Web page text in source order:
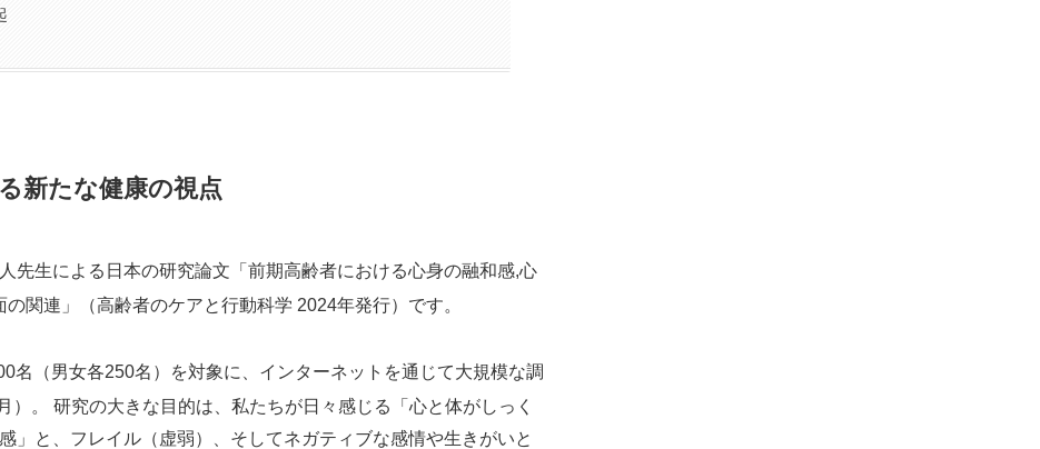
新たな健康の視点
先生による日本の研究論文「前期高齢者における心身の融和感,心
関連」（高齢者のケアと行動科学 2024年発行）です。
名（男女各250名）を対象に、インターネットを通じて大規模な調
）。 研究の大きな目的は、私たちが日々感じる「心と体がしっく
」と、フレイル（虚弱）、そしてネガティブな感情や生きがいと